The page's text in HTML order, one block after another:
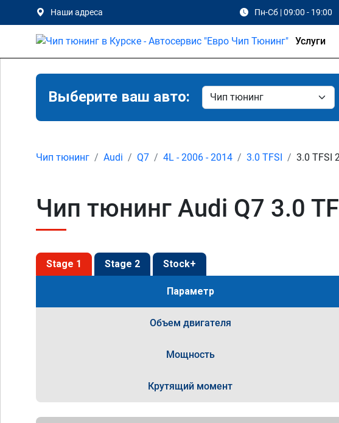
Наши адреса Пн-Сб | 09:00 - 19:00
Услуги
Выберите ваш авто:
Чип тюнинг Audi Q7 4L - 2006 - 2014 3.0 TFSI 3.0 TFSI
Чип тюнинг Audi Q7 3.0
Stage 1 Stage 2 Stock+
Параметр
Объем двигателя
Мощность
Крутящий момент